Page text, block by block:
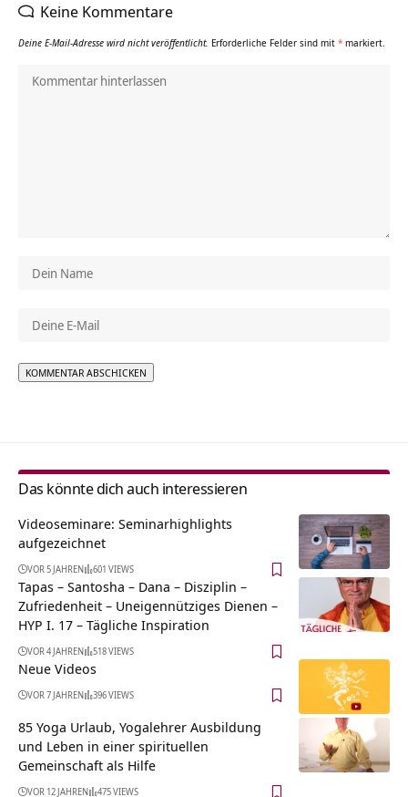
Keine Kommentare
Deine E-Mail-Adresse wird nicht veröffentlicht. Erforderliche Felder sind mit * markiert.
Das könnte dich auch interessieren
Videoseminare: Seminarhighlights
aufgezeichnet
VOR 5 JAHREN 601 VIEWS
Tapas – Santosha – Dana – Disziplin –
Zufriedenheit – Uneigennütziges Dienen –
HYP I. 17 – Tägliche Inspiration
VOR 4 JAHREN 518 VIEWS
Neue Videos
VOR 7 JAHREN 396 VIEWS
85 Yoga Urlaub, Yogalehrer Ausbildung
und Leben in einer spirituellen
Gemeinschaft als Hilfe
VOR 12 JAHREN 475 VIEWS